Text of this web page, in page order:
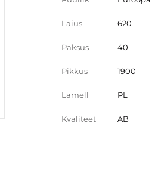
Laius 620
Paksus 40
Pikkus 1900
Lamell PL
Kvaliteet AB